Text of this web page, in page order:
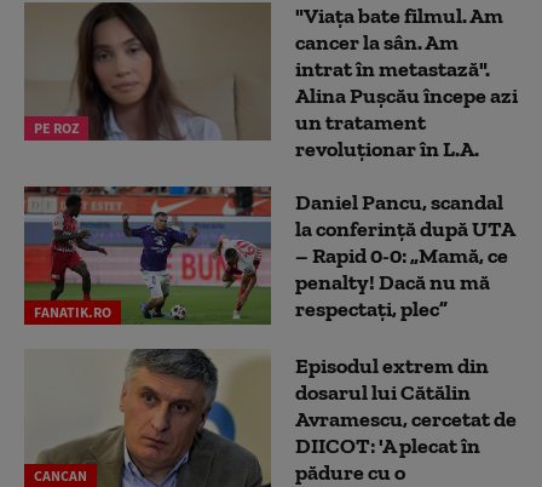
PE ROZ
"Viața bate filmul. Am
cancer la sân. Am
intrat în metastază".
Alina Pușcău începe azi
un tratament
revoluționar în L.A.
FANATIK.RO
Daniel Pancu, scandal
la conferință după UTA
– Rapid 0-0: „Mamă, ce
penalty! Dacă nu mă
respectați, plec”
CANCAN
Episodul extrem din
dosarul lui Cătălin
Avramescu, cercetat de
DIICOT: 'A plecat în
pădure cu o